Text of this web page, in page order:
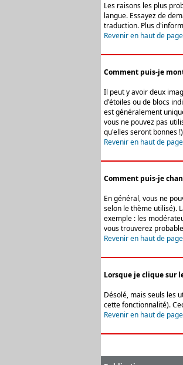
Les raisons les plus
langue. Essayez de
traduction. Plus
Revenir en haut de page
Comment puis-je
Il peut y avoir deux
d'étoiles ou de blocs
est généralement
vous ne pouvez pas
qu'elles seront bonnes
Revenir en haut de page
Comment puis-je
En général, vous ne
selon le thème utilisé).
exemple : les
vous trouverez
Revenir en haut de page
Lorsque je clique sur
Désolé, mais seuls les
cette fonctionnalité).
Revenir en haut de page